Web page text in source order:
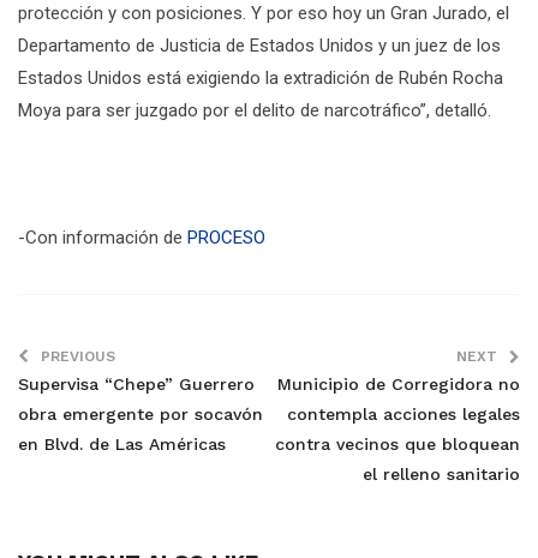
protección y con posiciones. Y por eso hoy un Gran Jurado, el
Departamento de Justicia de Estados Unidos y un juez de los
Estados Unidos está exigiendo la extradición de Rubén Rocha
Moya para ser juzgado por el delito de narcotráfico”, detalló.
-Con información de PROCESO
PREVIOUS
Supervisa “Chepe” Guerrero
obra emergente por socavón
en Blvd. de Las Américas
NEXT
Municipio de Corregidora no
contempla acciones legales
contra vecinos que bloquean
el relleno sanitario